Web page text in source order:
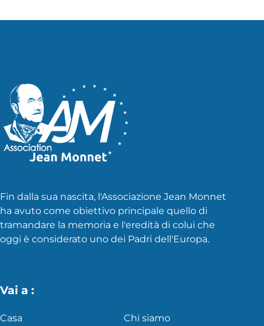
Fin dalla sua nascita, l'Associazione Jean Monnet
ha avuto come obiettivo principale quello di
tramandare la memoria e l'eredità di colui che
oggi è considerato uno dei Padri dell'Europa.
Vai a :
Casa Chi siamo